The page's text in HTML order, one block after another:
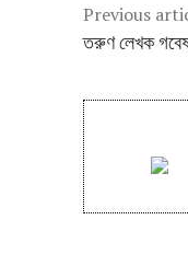
Previous
তরুণ লেখক